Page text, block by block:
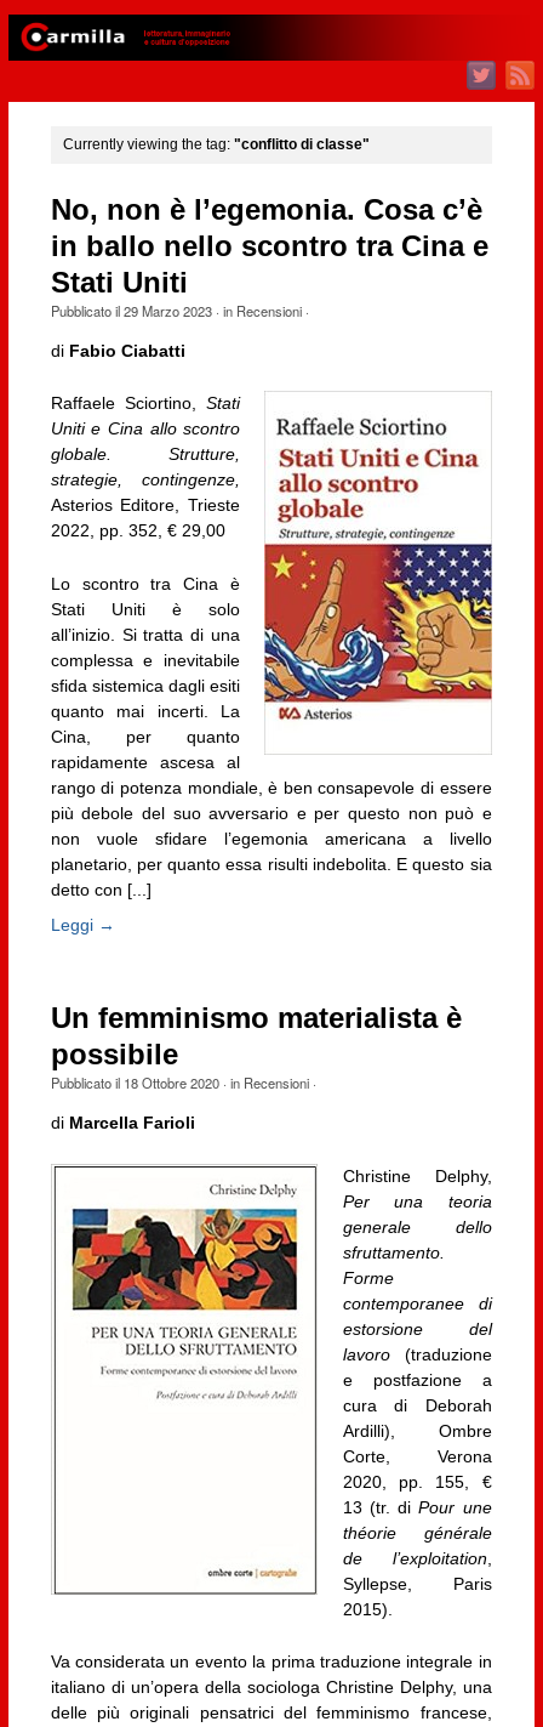
Currently viewing the tag: "conflitto di classe"
No, non è l’egemonia. Cosa c’è
in ballo nello scontro tra Cina e
Stati Uniti
Pubblicato il29 Marzo 2023· in Recensioni·
di Fabio Ciabatti
Raffaele Sciortino,Stati
Uniti e Cina allo scontro
globale. Strutture,
strategie, contingenze,
Asterios Editore, Trieste
2022, pp. 352, € 29,00
Lo scontro tra Cina è
Stati Uniti è solo
all’inizio. Si tratta di una
complessa e inevitabile
sfida sistemica dagli esiti
quanto mai incerti. La
Cina, per quanto
rapidamente ascesa al
rango di potenza mondiale, è ben consapevole di essere
più debole del suo avversario e per questo non può e
non vuole sfidare l’egemonia americana a livello
planetario, per quanto essa risulti indebolita. E questo sia
detto con [...]
Leggi →
Un femminismo materialista è
possibile
Pubblicato il 18 Ottobre 2020· in Recensioni·
di Marcella Farioli
Christine Delphy,
Per una teoria
generale dello
sfruttamento.
Forme
contemporanee di
estorsione del
lavoro(traduzione
e postfazione a
cura di Deborah
Ardilli), Ombre
Corte, Verona
2020, pp. 155, €
13 (tr. diPour une
théorie générale
de l’exploitation,
Syllepse, Paris
2015).
Va considerata un evento la prima traduzione integrale in
italiano di un’opera della sociologa Christine Delphy, una
delle più originali pensatrici del femminismo francese,